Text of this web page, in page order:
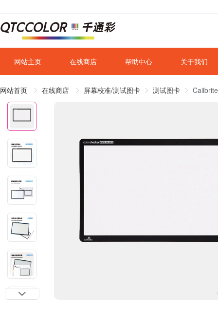
网站主页 在线商店 帮助中心 关于我们
网站首页 在线商店 屏幕校准/测试图卡 测试图卡